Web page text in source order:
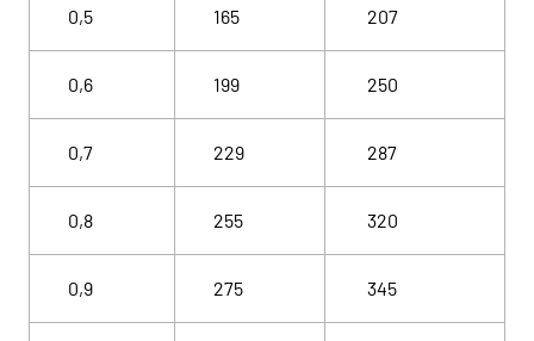
0,5 165 207
0,6 199 250
0,7 229 287
0,8 255 320
0,9 275 345